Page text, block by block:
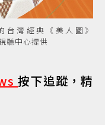
灣經典《美人圖》
聽中心提供
按下追蹤，精